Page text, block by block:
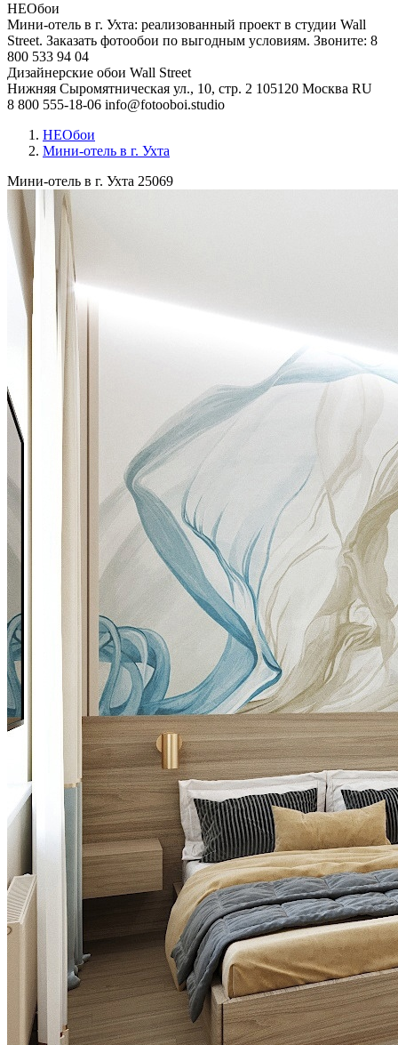
НЕОбои
Мини-отель в г. Ухта: реализованный проект в студии Wall
Street. Заказать фотообои по выгодным условиям. Звоните: 8
800 533 94 04
Дизайнерские обои Wall Street
Нижняя Сыромятническая ул., 10, стр. 2 105120 Москва RU
8 800 555-18-06 info@fotooboi.studio
НЕОбои
Мини-отель в г. Ухта
Мини-отель в г. Ухта 25069